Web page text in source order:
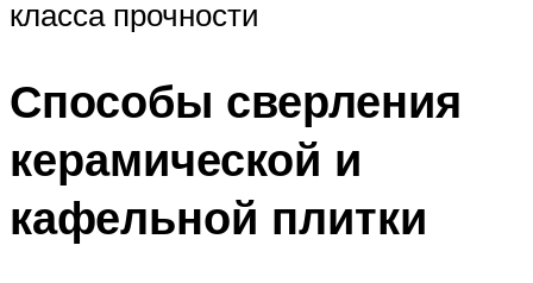
класса прочности
Способы сверления
керамической и
кафельной плитки